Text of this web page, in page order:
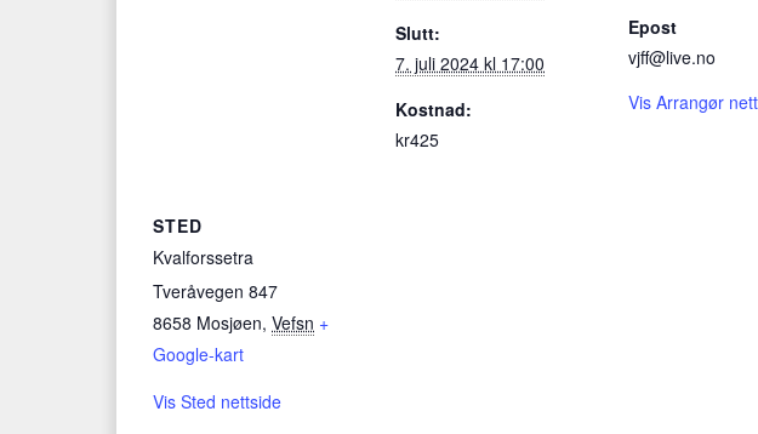
Slutt:
7. juli 2024 kl 17:00
Kostnad:
kr425
Epost
vjff@live.no
Vis Arrangør
STED
Kvalforssetra
Tveråvegen 847
8658 Mosjøen, Vefsn +
Google-kart
Vis Sted nettside